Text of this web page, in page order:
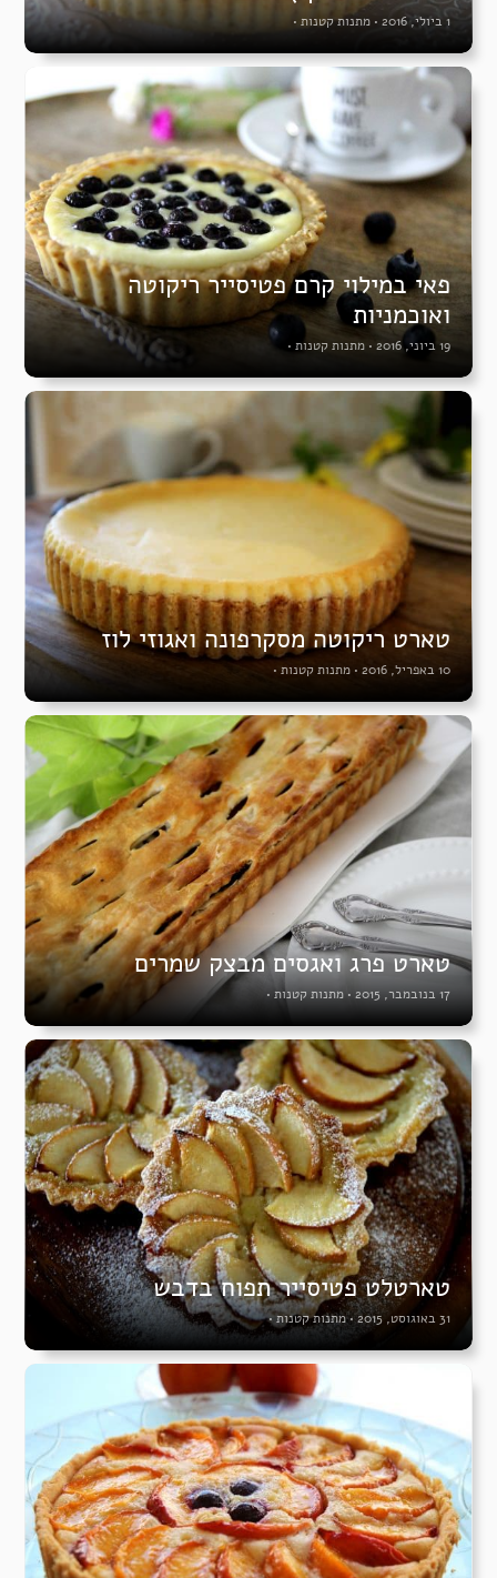
1 ביולי, 2016 • מתנות קטנות •
פאי במילוי קרם פטיסייר ריקוטה
ואוכמניות
19 ביוני, 2016 • מתנות קטנות •
טארט ריקוטה מסקרפונה ואגוזי לוז
10 באפריל, 2016 • מתנות קטנות •
טארט פרג ואגסים מבצק שמרים
17 בנובמבר, 2015 •מתנות קטנות •
טארטלט פטיסייר תפוח בדבש
31 באוגוסט, 2015 •מתנות קטנות•